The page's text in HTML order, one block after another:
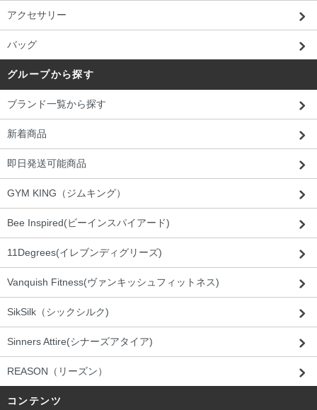
アクセサリー
バッグ
グループから探す
ブランド一覧から探す
新着商品
即日発送可能商品
GYM KING（ジムキング）
Bee Inspired(ビーインスパイアード)
11Degrees(イレブンディグリーズ)
Vanquish Fitness(ヴァンキッシュフィットネス)
SikSilk（シックシルク)
Sinners Attire(シナーズアタイア)
REASON（リーズン）
コンテンツ